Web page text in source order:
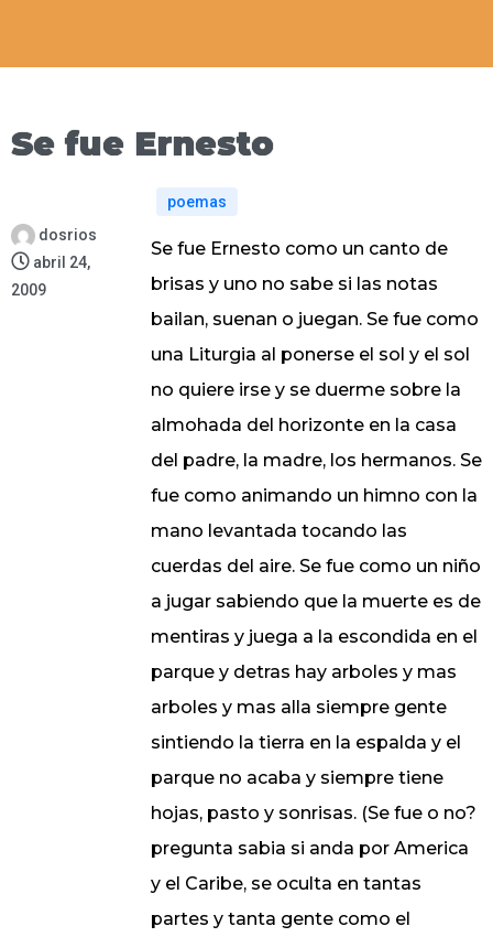
Se fue Ernesto
dosrios
abril 24,
2009
poemas
Se fue Ernesto como un canto de
brisas y uno no sabe si las notas
bailan, suenan o juegan. Se fue como
una Liturgia al ponerse el sol y el sol
no quiere irse y se duerme sobre la
almohada del horizonte en la casa
del padre, la madre, los hermanos. Se
fue como animando un himno con la
mano levantada tocando las
cuerdas del aire. Se fue como un niño
a jugar sabiendo que la muerte es de
mentiras y juega a la escondida en el
parque y detras hay arboles y mas
arboles y mas alla siempre gente
sintiendo la tierra en la espalda y el
parque no acaba y siempre tiene
hojas, pasto y sonrisas. (Se fue o no?
pregunta sabia si anda por America
y el Caribe, se oculta en tantas
partes y tanta gente como el